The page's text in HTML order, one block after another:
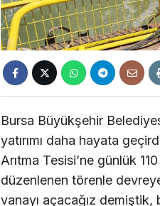
Bursa Büyükşehir
yatırımı daha hayata
Arıtma Tesisi’ne günlük
düzenlenen törenle
vanayı açacağız demiştik,